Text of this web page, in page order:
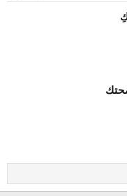
يا لكِ .. ♡